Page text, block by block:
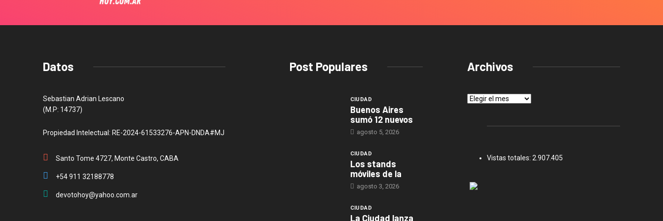
Datos
Sebastian Adrian Lescano
(M.P: 14737)
Propiedad Intelectual: RE-2024-61533276-APN-DNDA#MJ
Santo Tome 4727, Monte Castro, CABA
+54 911 32188778
devotohoy@yahoo.com.ar
Post Populares
CIUDAD
Buenos Aires
sumó 12 nuevos
agosto 5, 2026
CIUDAD
Los stands
móviles de la
agosto 3, 2026
CIUDAD
La Ciudad lanza
Archivos
Archivos
Vistas totales: 2.907.405